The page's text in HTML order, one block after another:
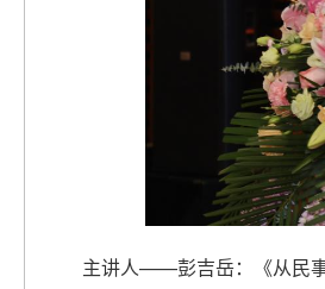
主讲人——彭吉岳：《从民